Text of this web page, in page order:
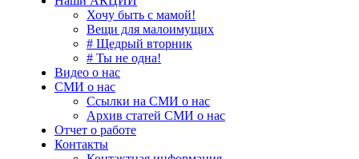
Хочу быть с мамой!
Вещи для малоимущих
# Щедрый вторник
# Ты не одна!
Видео о нас
СМИ о нас
Ссылки на СМИ о нас
Архив статей СМИ о нас
Отчет о работе
Контакты